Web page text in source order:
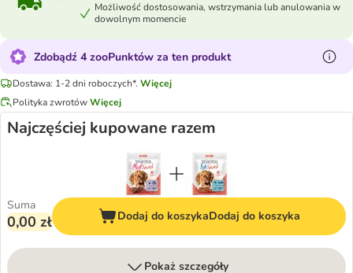
Możliwość dostosowania, wstrzymania lub anulowania w
dowolnym momencie
Zdobądź 4 zooPunktów za ten produkt
Dostawa: 1-2 dni roboczych*. Więcej
Polityka zwrotówWięcej
Najczęściej kupowane razem
Suma
0,00 zł Dodaj do koszykaDodaj do koszyka
Pokaż szczegóły